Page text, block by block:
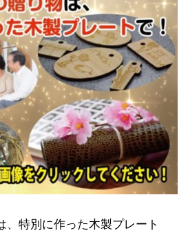
、特別に作った木製プレート